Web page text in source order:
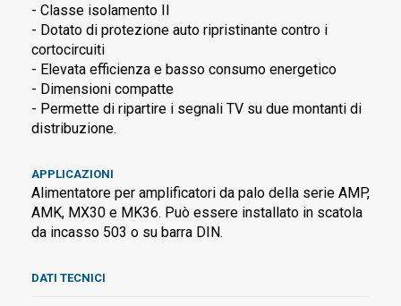
- Classe isolamento II
- Dotato di protezione auto ripristinante contro i
cortocircuiti
- Elevata efficienza e basso consumo energetico
- Dimensioni compatte
- Permette di ripartire i segnali TV su due montanti di
distribuzione.
APPLICAZIONI
Alimentatore per amplificatori da palo della serie AMP,
AMK, MX30 e MK36. Può essere installato in scatola
da incasso 503 o su barra DIN.
DATI TECNICI